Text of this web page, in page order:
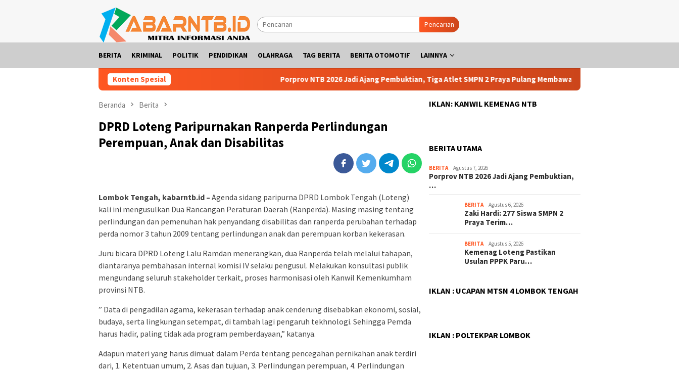
Pencarian
BERITA KRIMINAL POLITIK PENDIDIKAN OLAHRAGA TAG BERITA BERITA OTOMOTIF LAINNYA
Konten Spesial Porprov NTB 2026 Jadi Ajang Pembuktian, Tiga Atlet SMPN 2 Praya Pulang Membawa Tiga Medali
Beranda Berita
DPRD Loteng Paripurnakan Ranperda Perlindungan
Perempuan, Anak dan Disabilitas
Lombok Tengah, kabarntb.id – Agenda sidang paripurna DPRD Lombok Tengah (Loteng)
kali ini mengusulkan Dua Rancangan Peraturan Daerah (Ranperda). Masing masing tentang
perlindungan dan pemenuhan hak penyandang disabilitas dan ranperda perubahan terhadap
perda nomor 3 tahun 2009 tentang perlindungan anak dan perempuan korban kekerasan.
Juru bicara DPRD Loteng Lalu Ramdan menerangkan, dua Ranperda telah melalui tahapan,
diantaranya pembahasan internal komisi IV selaku pengusul. Melakukan konsultasi publik
mengundang seluruh stakeholder terkait, proses harmonisasi oleh Kanwil Kemenkumham
provinsi NTB.
” Data di pengadilan agama, kekerasan terhadap anak cenderung disebabkan ekonomi, sosial,
budaya, serta lingkungan setempat, di tambah lagi pengaruh tekhnologi. Sehingga Pemda
harus hadir, paling tidak ada program pemberdayaan,” katanya.
Adapun materi yang harus dimuat dalam Perda tentang pencegahan pernikahan anak terdiri
dari, 1. Ketentuan umum, 2. Asas dan tujuan, 3. Perlindungan perempuan, 4. Perlindungan
IKLAN: KANWIL KEMENAG NTB
BERITA UTAMA
BERITA Agustus 7, 2026
Porprov NTB 2026 Jadi Ajang Pembuktian,
…
BERITA Agustus 6, 2026
Zaki Hardi: 277 Siswa SMPN 2
Praya Terim…
BERITA Agustus 5, 2026
Kemenag Loteng Pastikan
Usulan PPPK Paru…
IKLAN : UCAPAN MTSN 4 LOMBOK TENGAH
IKLAN : POLTEKPAR LOMBOK